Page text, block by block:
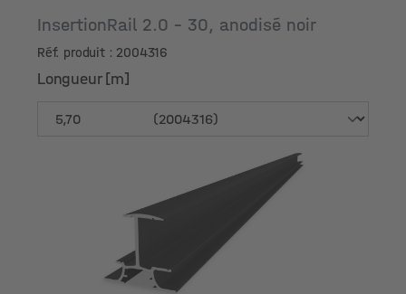
InsertionRail 2.0 - 30, anodisé noir
Réf. produit : 2004316
Longueur [m]